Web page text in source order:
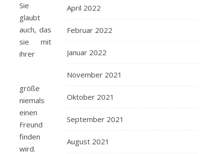
Sie
glaubt
auch, das
sie mit
ihrer
größe
niemals
einen
Freund
finden
wird.
April 2022
Februar 2022
Januar 2022
November 2021
Oktober 2021
September 2021
August 2021